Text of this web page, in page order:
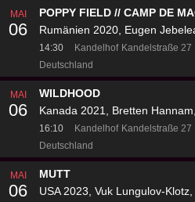
MAI
06
POPPY FIELD // CAMP DE
Rumänien 2020, Eugen
14:30 Kandelhof Kandelstraße 27
Deutschland
MAI
06
WILDHOOD
Kanada 2021, Bretten
16:10 Kandelhof Kandelstraße 27
Deutschland
MAI
06
MUTT
USA 2023, Vuk Lungulov-